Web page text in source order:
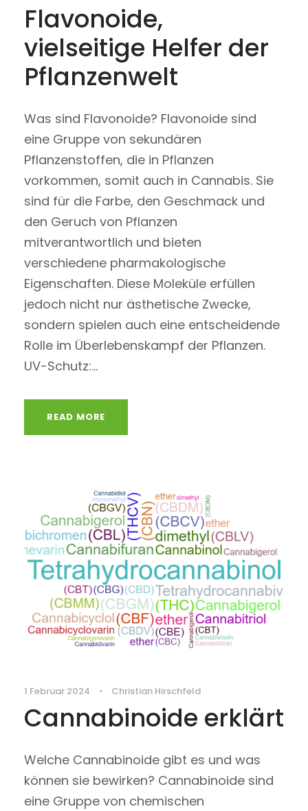
Flavonoide,
vielseitige Helfer der
Pflanzenwelt
Was sind Flavonoide? Flavonoide sind
eine Gruppe von sekundären
Pflanzenstoffen, die in Pflanzen
vorkommen, somit auch in Cannabis. Sie
sind für die Farbe, den Geschmack und
den Geruch von Pflanzen
mitverantwortlich und bieten
verschiedene pharmakologische
Eigenschaften. Diese Moleküle erfüllen
jedoch nicht nur ästhetische Zwecke,
sondern spielen auch eine entscheidende
Rolle im Überlebenskampf der Pflanzen.
UV-Schutz:...
READ MORE
1 Februar 2024 • Christian Hirschfeld
Cannabinoide erklärt
Welche Cannabinoide gibt es und was
können sie bewirken? Cannabinoide sind
eine Gruppe von chemischen